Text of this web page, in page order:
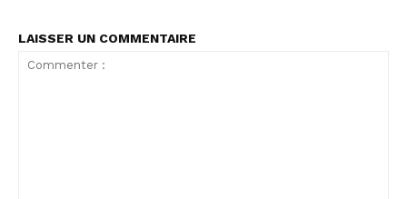
LAISSER UN COMMENTAIRE